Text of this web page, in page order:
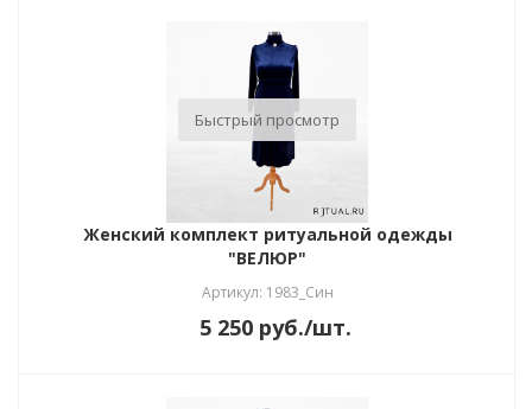
Быстрый просмотр
Женский комплект ритуальной одежды
"ВЕЛЮР"
Артикул: 1983_Син
5 250 руб./шт.